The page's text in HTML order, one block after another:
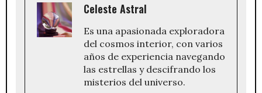
Celeste Astral
Es una apasionada exploradora
del cosmos interior, con varios
años de experiencia navegando
las estrellas y descifrando los
misterios del universo.